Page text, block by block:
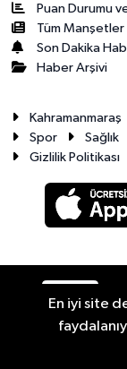
Puan Durumu
Tüm Manşetler
Son Dakika
Haber Arşivi
Kahramanmaraş
Spor
Sağlık
Gizlilik Politikası
En iyi site